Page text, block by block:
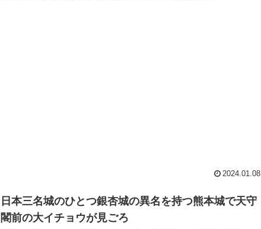
2024.01.08
日本三名城のひとつ銀杏城の異名を持つ熊本城で天守
閣前の大イチョウが見ごろ